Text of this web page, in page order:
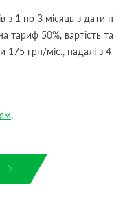
з 1 по 3 місяць з дати
тариф 50%, вартість
175 грн/міс., надалі з
.